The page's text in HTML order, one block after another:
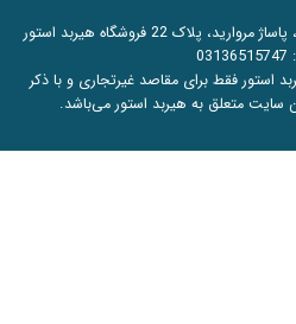
آدرس: اصفهان، سپاهان شهر، بلوار غدیر، پاساژ مروارید، پلاک 22 فروشگاه هیربد استور
03136515747
استور فقط برای مقاصد غیرتجاری و با ذکر
سایت متعلق به هیربد استور می‌باشد.​​​​​​​